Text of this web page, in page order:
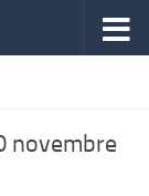
novembre